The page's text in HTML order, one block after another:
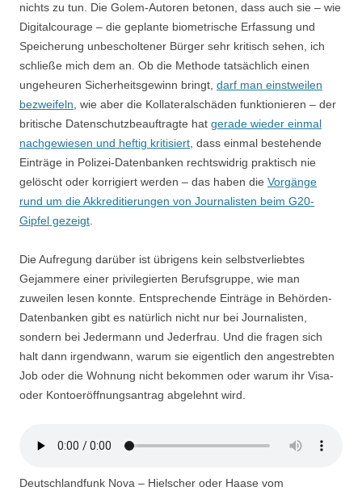
nichts zu tun. Die Golem-Autoren betonen, dass auch sie – wie
Digitalcourage – die geplante biometrische Erfassung und
Speicherung unbescholtener Bürger sehr kritisch sehen, ich
schließe mich dem an. Ob die Methode tatsächlich einen
ungeheuren Sicherheitsgewinn bringt, darf man einstweilen
bezweifeln , wie aber die Kollateralschäden funktionieren – der
britische Datenschutzbeauftragte hat gerade wieder einmal
nachgewiesen und heftig kritisiert , dass einmal bestehende
Einträge in Polizei-Datenbanken rechtswidrig praktisch nie
gelöscht oder korrigiert werden – das haben die Vorgänge
rund um die Akkreditierungen von Journalisten beim G20-
Gipfel gezeigt
Die Aufregung darüber ist übrigens kein selbstverliebtes
Gejammere einer privilegierten Berufsgruppe, wie man
zuweilen lesen konnte. Entsprechende Einträge in Behörden-
Datenbanken gibt es natürlich nicht nur bei Journalisten,
sondern bei Jedermann und Jederfrau. Und die fragen sich
halt dann irgendwann, warum sie eigentlich den angestrebten
Job oder die Wohnung nicht bekommen oder warum ihr Visa-
oder Kontoeröffnungsantrag abgelehnt wird.
Deutschlandfunk Nova – Hielscher oder Haase vom